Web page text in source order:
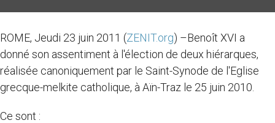
ROME, Jeudi 23 juin 2011 (ZENIT.org) –Benoît XVI a
donné son assentiment à l'élection de deux hiérarques,
réalisée canoniquement par le Saint-Synode de l'Eglise
grecque-melkite catholique, à Aïn-Traz le 25 juin 2010.
Ce sont :